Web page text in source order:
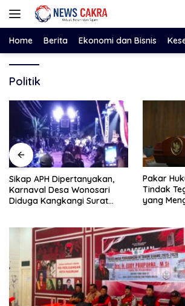
Langsung
Home Berita Ekonomi dan Bisnis
Politik
Sikap APH Dipertanyakan,
Karnaval Desa Wonosari
Diduga Kangkangi Surat
Pakar
Tindak
yang